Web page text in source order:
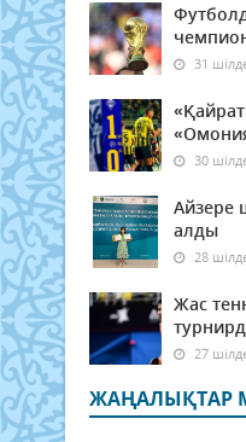
31
30
Айзере
алды
28
Жас
27
ЖАҢАЛЫҚТАР